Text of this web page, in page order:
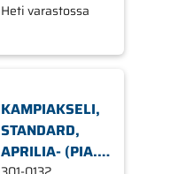
Heti varastossa
KAMPIAKSELI,
STANDARD,
APRILIA- (PIA.)